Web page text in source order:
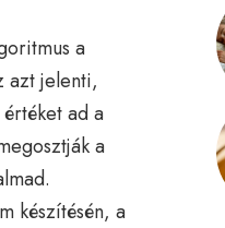
a
azt jelenti,
ad a
a
készítésén, a